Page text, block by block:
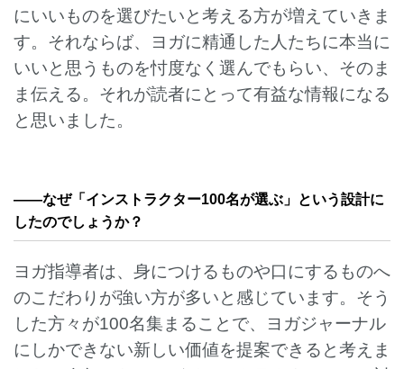
にいいものを選びたいと考える方が増えていきま
す。それならば、ヨガに精通した人たちに本当に
いいと思うものを忖度なく選んでもらい、そのま
ま伝える。それが読者にとって有益な情報になる
と思いました。
——なぜ「インストラクター100名が選ぶ」という設計に
したのでしょうか？
ヨガ指導者は、身につけるものや口にするものへ
のこだわりが強い方が多いと感じています。そう
した方々が100名集まることで、ヨガジャーナル
にしかできない新しい価値を提案できると考えま